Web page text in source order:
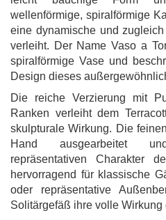
wellenförmige, spiralförmige
eine dynamische und
verleiht. Der Name Vaso a
spiralförmige Vase und
Design dieses
Die reiche Verzierung mit
Ranken verleiht dem
skulpturale Wirkung. Die
Hand ausgearbeitet
repräsentativen Charakter
hervorragend für klassische
oder repräsentative
Solitärgefäß ihre volle Wirkung